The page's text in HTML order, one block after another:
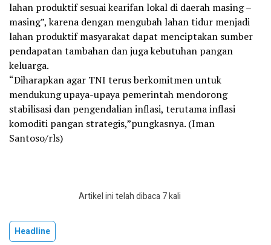
lahan produktif sesuai kearifan lokal di daerah masing –
masing”, karena dengan mengubah lahan tidur menjadi
lahan produktif masyarakat dapat menciptakan sumber
pendapatan tambahan dan juga kebutuhan pangan
keluarga.
“Diharapkan agar TNI terus berkomitmen untuk
mendukung upaya-upaya pemerintah mendorong
stabilisasi dan pengendalian inflasi, terutama inflasi
komoditi pangan strategis,”pungkasnya. (Iman
Santoso/rls)
Artikel ini telah dibaca 7 kali
Headline